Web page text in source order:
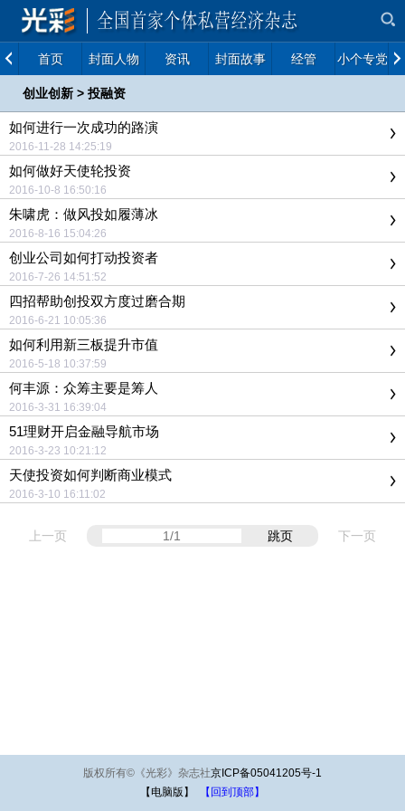
首页 封面人物 资讯 封面故事 经管 小个专党建
创业创新 > 投融资
如何进行一次成功的路演
2016-11-28 14:25:19
如何做好天使轮投资
2016-10-8 16:50:16
朱啸虎：做风投如履薄冰
2016-8-16 15:04:26
创业公司如何打动投资者
2016-7-26 14:51:52
四招帮助创投双方度过磨合期
2016-6-21 10:05:36
如何利用新三板提升市值
2016-5-18 10:37:59
何丰源：众筹主要是筹人
2016-3-31 16:39:04
51理财开启金融导航市场
2016-3-23 10:21:12
天使投资如何判断商业模式
2016-3-10 16:11:02
上一页 跳页 下一页
版权所有© 《光彩》杂志社京ICP备05041205号-1
【电脑版】
【回到顶部】